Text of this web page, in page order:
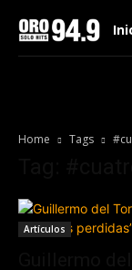
Home Tags
Artículos